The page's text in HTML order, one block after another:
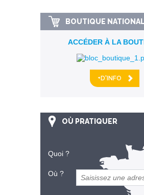
BOUTIQUE
ACCÉDER À LA
+D'INFO
OÙ PRATIQUER
Quoi ?
Où ?